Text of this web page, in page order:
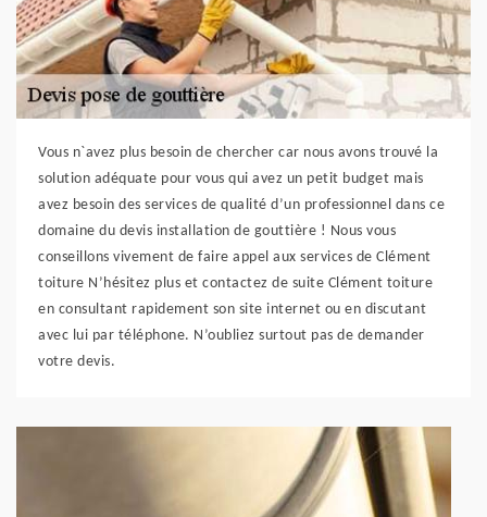
Vous n`avez plus besoin de chercher car nous avons trouvé la
solution adéquate pour vous qui avez un petit budget mais
avez besoin des services de qualité d’un professionnel dans ce
domaine du devis installation de gouttière ! Nous vous
conseillons vivement de faire appel aux services de Clément
toiture N’hésitez plus et contactez de suite Clément toiture
en consultant rapidement son site internet ou en discutant
avec lui par téléphone. N’oubliez surtout pas de demander
votre devis.